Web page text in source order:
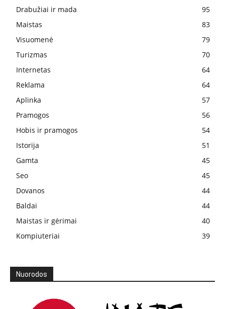
Drabužiai ir mada
95
Maistas
83
Visuomenė
79
Turizmas
70
Internetas
64
Reklama
64
Aplinka
57
Pramogos
56
Hobis ir pramogos
54
Istorija
51
Gamta
45
Seo
45
Dovanos
44
Baldai
44
Maistas ir gėrimai
40
Kompiuteriai
39
Nuorodos